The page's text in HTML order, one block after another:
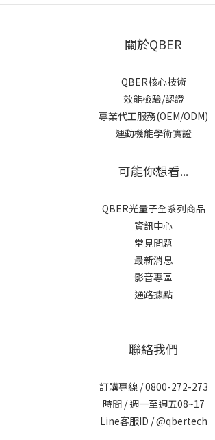
關於QBER
QBER核心技術
效能檢驗/認證
專業代工服務(OEM/ODM)
運動機能學術實證
可能你想看...
QBER光量子全系列商品
資訊中心
常見問題
最新消息
影音專區
通路據點
聯絡我們
訂購專線 / 0800-272-273
時間 / 週一至週五08~17
Line客服ID /@qbertech